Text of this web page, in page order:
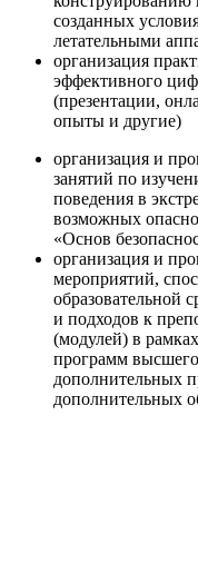
созданных
летательными
организация
эффективного
(презентации,
опыты и другие)
организация и
занятий по
поведения в
возможных
«Основ
организация и
мероприятий,
образовательной
и подходов к
(модулей) в
программ высшего
дополнительных
дополнительных